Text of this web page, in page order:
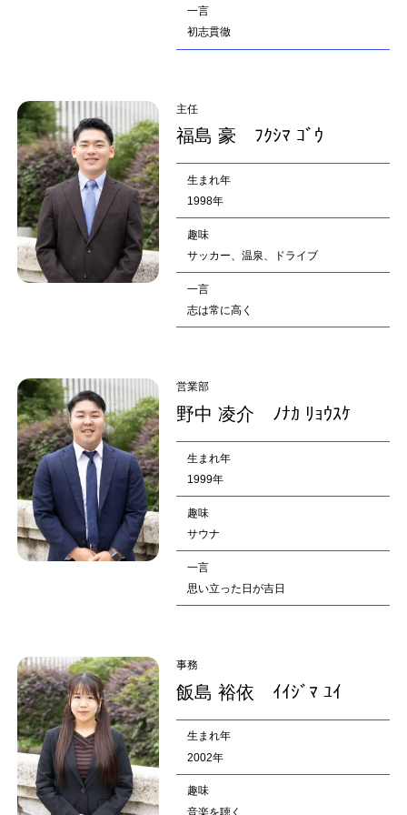
一言
初志貫徹
主任
福島 豪 ﾌｸｼﾏ ｺﾞｳ
生まれ年
1998年
趣味
サッカー、温泉、ドライブ
一言
志は常に高く
営業部
野中 凌介 ﾉﾅｶ ﾘｮｳｽｹ
生まれ年
1999年
趣味
サウナ
一言
思い立った日が吉日
事務
飯島 裕依 ｲｲｼﾞﾏ ﾕｲ
生まれ年
2002年
趣味
音楽を聴く